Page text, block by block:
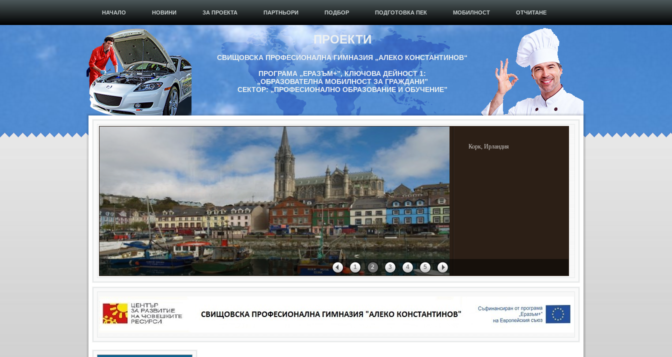
НАЧАЛО НОВИНИ ЗА ПРОЕКТА ПАРТНЬОРИ ПОДБОР ПОДГОТОВКА ПЕК МОБИЛНОСТ ОТЧИТАНЕ
ПРОЕКТИ
СВИЩОВСКА ПРОФЕСИОНАЛНА ГИМНАЗИЯ „АЛЕКО КОНСТАНТИНОВ“
ПРОГРАМА „ЕРАЗЪМ+”, КЛЮЧОВА ДЕЙНОСТ 1:
„ОБРАЗОВАТЕЛНА МОБИЛНОСТ ЗА ГРАЖДАНИ”
СЕКТОР: „ПРОФЕСИОНАЛНО ОБРАЗОВАНИЕ И ОБУЧЕНИЕ”
1 2 3 4 5
Корк, Ирландия